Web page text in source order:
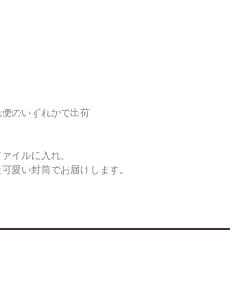
のいずれかで出荷
イルに入れ、
愛い封筒でお届けします。